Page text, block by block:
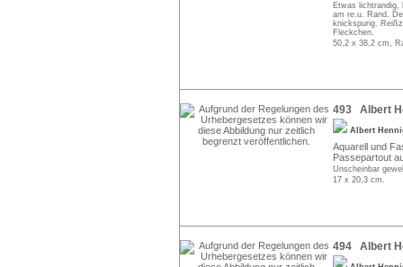
Etwas lichtrandig,
am re.u. Rand.
knickspurig.
Fleckchen.
50,2 x 38,2 cm,
493 Albert
Albert
Aquarell und
Passepartout
Unscheinbar
17 x 20,3 cm.
494 Albert